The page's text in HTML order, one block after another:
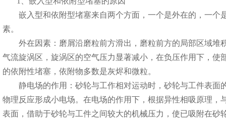
嵌入型和依附型堵塞来自两个方面，一个是外在的，一个
素。
外在因素：磨屑沿磨粒前方滑出，磨粒前方的局部区域堆
气流旋涡区，旋涡区的空气压力显著减小，在负压作用下，使
的依附性堵塞，依附物多数是灰烬和微粒。
静电场的作用：砂轮与工作相对运动时，砂轮与工件表面
物理反应形成小电场。在电场的作用下，根据异性相吸原理，
表面，借助于砂轮与工件之间较大的机械压力，使已吸附在砂